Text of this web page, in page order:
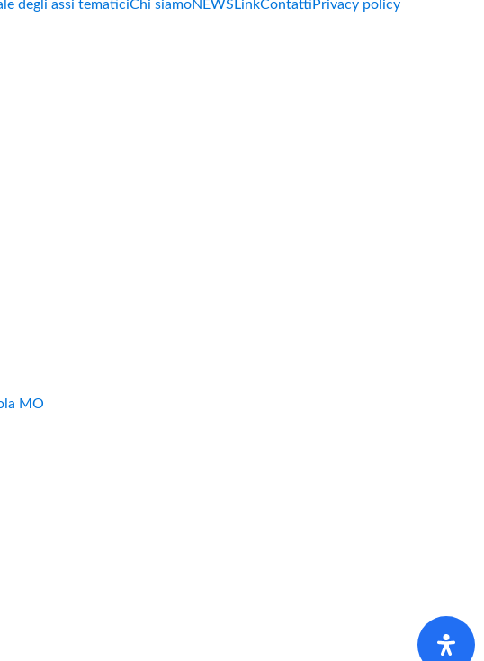
degli assi tematiciChi siamoNEWS LinkContatti Privacy policy
MO